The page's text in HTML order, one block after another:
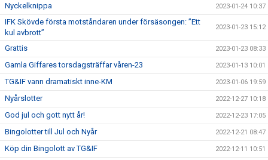
Nyckelknippa 2023-01-24 10:37
IFK Skövde första motståndaren under försäsongen: ”Ett
kul avbrott”
2023-01-23 15:12
Grattis 2023-01-23 08:33
Gamla Giffares torsdagsträffar våren-23 2023-01-13 10:01
TG&IF vann dramatiskt inne-KM 2023-01-06 19:59
Nyårslotter 2022-12-27 10:18
God jul och gott nytt år! 2022-12-23 17:05
Bingolotter till Jul och Nyår 2022-12-21 08:47
Köp din Bingolott av TG&IF 2022-12-11 10:51